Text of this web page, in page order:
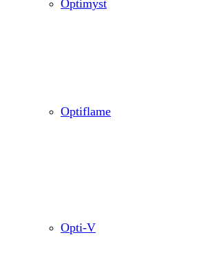
Optimyst
Optiflame
Opti-V